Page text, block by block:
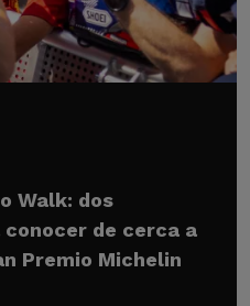
Walk: dos
de cerca a
Premio Michelin